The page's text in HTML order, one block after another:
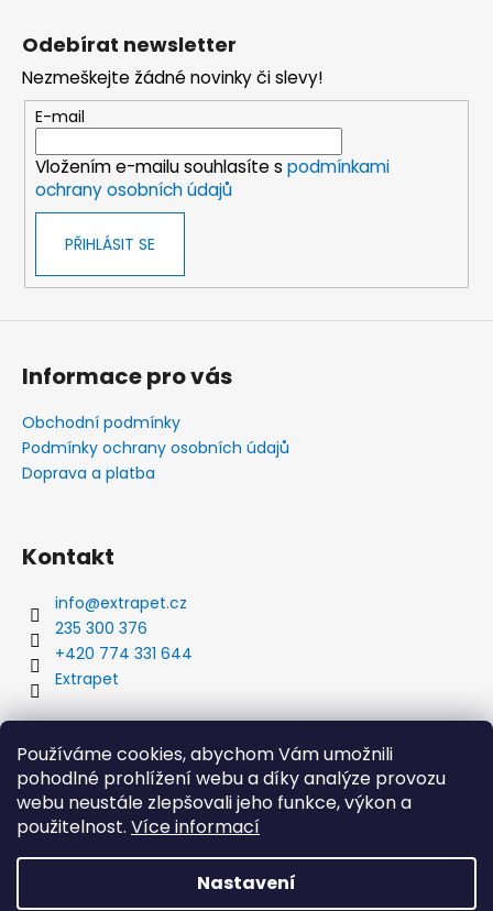
Používáme cookies, abychom Vám umožnili
pohodlné prohlížení webu a díky analýze provozu
webu neustále zlepšovali jeho funkce, výkon a
použitelnost. Více informací
Nastavení
Odebírat newsletter
Nezmeškejte žádné novinky či slevy!
E-mail
Vložením e-mailu souhlasíte s podmínkami
ochrany osobních údajů
PŘIHLÁSIT SE
Informace pro vás
Obchodní podmínky
Podmínky ochrany osobních údajů
Doprava a platba
Kontakt
info@extrapet.cz
235 300 376
+420 774 331 644
Extrapet
Vyhledávání